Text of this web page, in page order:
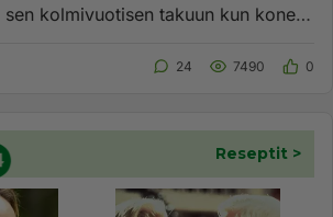
kolmivuotisen takuun kun kone
24 7490 0